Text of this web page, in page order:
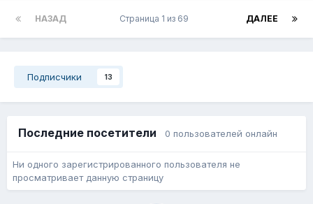
НАЗАД ДАЛЕЕ
Страница 1 из 69
Подписчики 13
Последние посетители 0 пользователей онлайн
Ни одного зарегистрированного пользователя не
просматривает данную страницу